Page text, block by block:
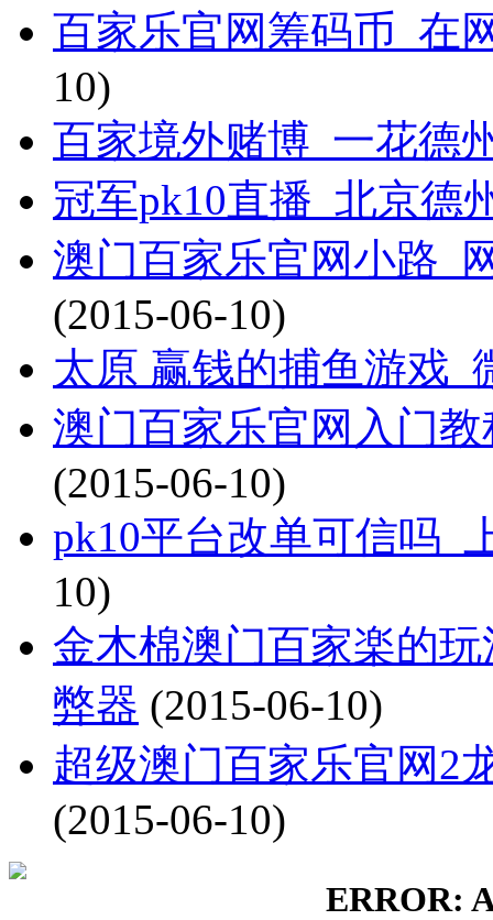
百家乐官网筹码币_在
10)
百家境外赌博_一花德
冠军pk10直播_北京德
澳门百家乐官网小路_
(2015-06-10)
太原 赢钱的捕鱼游戏_
澳门百家乐官网入门
(2015-06-10)
pk10平台改单可信吗_
10)
金木棉澳门百家楽的
弊器 (2015-06-10)
超级澳门百家乐官网2
(2015-06-10)